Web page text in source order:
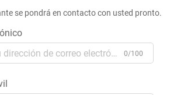
se pondrá en contacto con usted pronto.
0/100